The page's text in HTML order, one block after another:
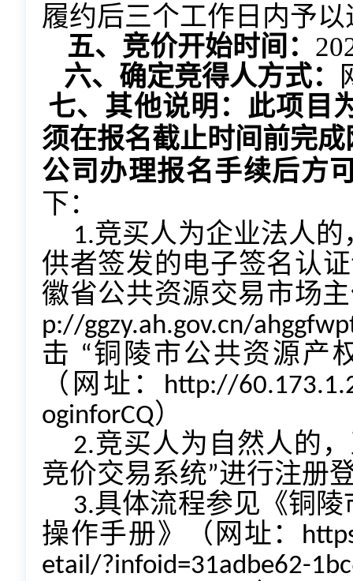
履约后三个工作日内予以
五、竞价开始时间：
六、确定竞得人方式：
七、其他说明： 此项目
须在报名截止时间前完
公司办理报名手续后方
下：
1.竞买人为企业法人
供者签发的电子签名认
徽省公共资源交易市场
p://ggzy.ah.gov.cn/
击 “铜陵市公共资源产
（网址：http://
oginforCQ）
2.竞买人为自然人的
竞价交易系统”进行注册
3.具体流程参见《铜
操作手册》（网址：
etail/?infoid=31adbe62-